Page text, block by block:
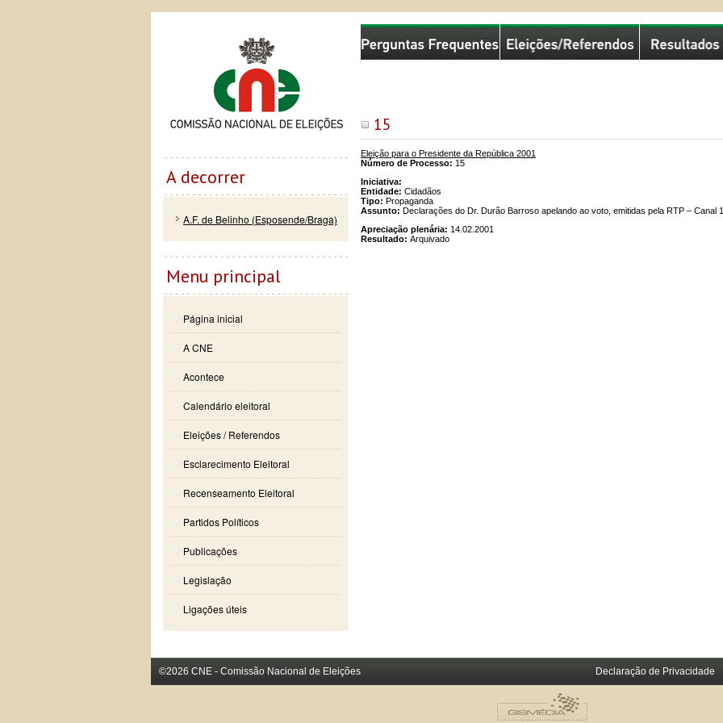
15
Eleição para o Presidente da República 2001
Número de Processo: 15
Iniciativa:
Entidade: Cidadãos
Tipo: Propaganda
Assunto: Declarações do Dr. Durão Barroso apelando ao voto, emitidas pela RTP – Canal 1
Apreciação plenária: 14.02.2001
Resultado: Arquivado
Comissão Nacional de Eleições
A decorrer
A.F. de Belinho (Esposende/Braga)
Menu principal
Página inicial
A CNE
Acontece
Calendário eleitoral
Eleições / Referendos
Esclarecimento Eleitoral
Recenseamento Eleitoral
Partidos Políticos
Publicações
Legislação
Ligações úteis
©2026 CNE - Comissão Nacional de Eleições Declaração de Privacidade